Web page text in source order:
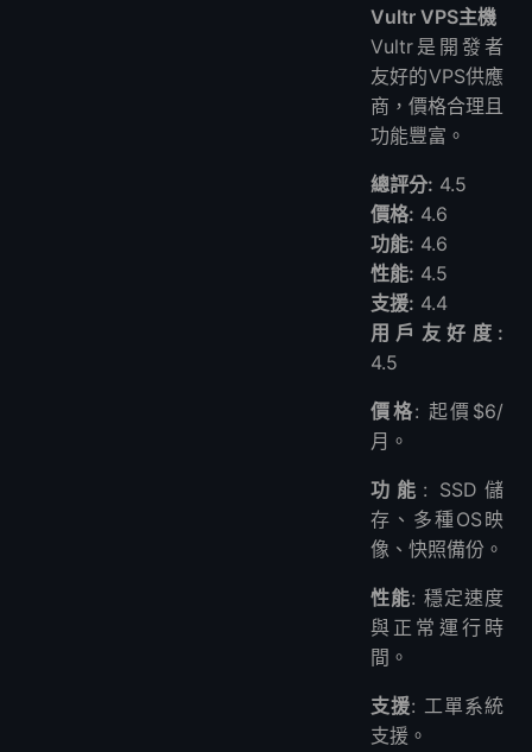
Vultr VPS主機
Vultr是開發者
友好的VPS供應
商，價格合理且
功能豐富。
總評分: 4.5
價格: 4.6
功能: 4.6
性能: 4.5
支援: 4.4
用戶友好度:
4.5
價格: 起價$6/
月。
功能 : SSD儲
存、多種OS映
像、快照備份。
性能: 穩定速度
與正常運行時
間。
支援: 工單系統
支援。